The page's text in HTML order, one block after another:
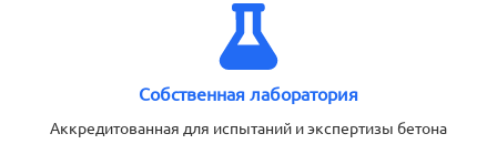
Собственная лаборатория
Аккредитованная для испытаний и экспертизы бетона